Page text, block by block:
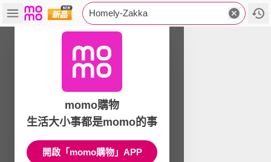
Homely-Zakka
momo購物
生活大小事都是momo的事
開啟「momo購物」APP